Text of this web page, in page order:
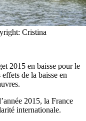
Cristina
2015 en baisse pour le
de la baisse en
2015, la France
internationale.